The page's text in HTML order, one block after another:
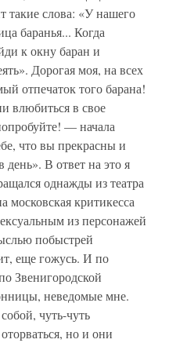
такие слова: «У нашего
баранья... Когда
к окну баран и
Дорогая моя, на всех
отпечаток того барана!
влюбиться в свое
— начала
что вы прекрасны и
день». В ответ на это я
однажды из театра
московская критикесса
из персонажей
побыстрей
еще гожусь. И по
Звенигородской
неведомые мне.
чуть-чуть
но и они